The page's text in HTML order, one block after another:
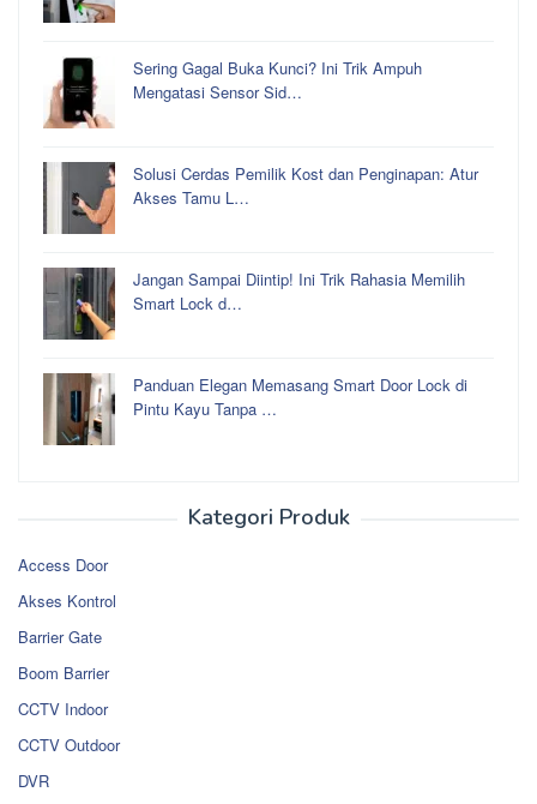
Sering Gagal Buka Kunci? Ini Trik Ampuh
Mengatasi Sensor Sid…
Solusi Cerdas Pemilik Kost dan Penginapan: Atur
Akses Tamu L…
Jangan Sampai Diintip! Ini Trik Rahasia Memilih
Smart Lock d…
Panduan Elegan Memasang Smart Door Lock di
Pintu Kayu Tanpa …
Kategori Produk
Access Door
Akses Kontrol
Barrier Gate
Boom Barrier
CCTV Indoor
CCTV Outdoor
DVR